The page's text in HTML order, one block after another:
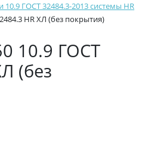
10.9 ГОСТ 32484.3-2013 системы HR
HR ХЛ (без покрытия)
10.9 ГОСТ
(без